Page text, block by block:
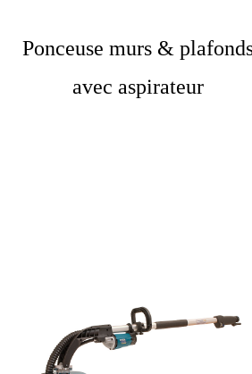
Ponceuse murs &
avec aspirateur